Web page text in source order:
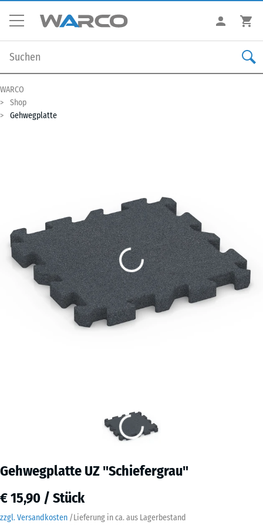
WARCO
Shop
Gehwegplatte
Gehwegplatte UZ "Schiefergrau"
€ 15,90 / Stück
zzgl. Versandkosten /Lieferung in ca. aus Lagerbestand